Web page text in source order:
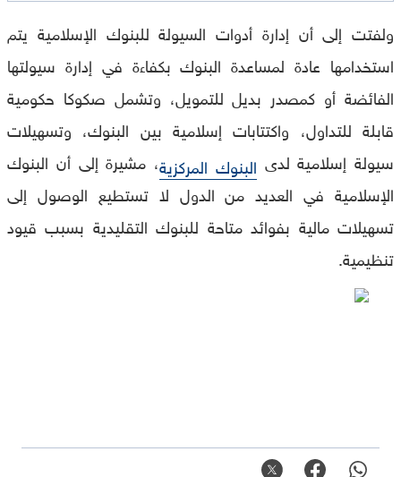
0
ولفتت إلى أن إدارة أدوات السيولة للبنوك الإسلامية يتم
استخدامها عادة لمساعدة البنوك بكفاءة في إدارة سيولتها
الفائضة أو كمصدر بديل للتمويل، وتشمل صكوكا حكومية
قابلة للتداول، واكتتابات إسلامية بين البنوك، وتسهيلات
سيولة إسلامية لدى البنوك المركزية، مشيرة إلى أن البنوك
الإسلامية في العديد من الدول لا تستطيع الوصول إلى
تسهيلات مالية بفوائد متاحة للبنوك التقليدية بسبب قيود
تنظيمية.